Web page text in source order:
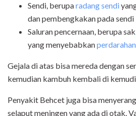
Sendi, beruparadang sendi
dan pembengkakan pada sendi
Saluran pencernaan, berupa
yang menyebabkan
Gejala di atas bisa mereda dengan
kemudian kambuh kembali di
Penyakit Behcet juga bisa
selaput meningen yang ada di otak.